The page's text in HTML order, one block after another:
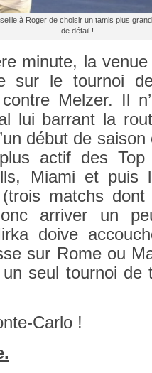
à Roger de choisir un tamis plus
de détail !
minute, la
sur le tour­noi
Melz­er. Il
lui bar­rant la
début de saison
actif des
Miami et puis
(trois matchs
ar­riv­er un
doive
sur Rome ou
seul tour­noi
Carlo !